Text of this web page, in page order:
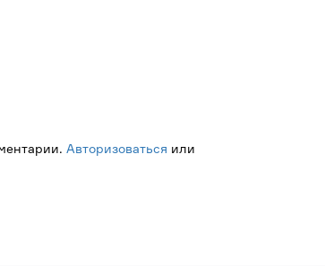
Авторизоваться или